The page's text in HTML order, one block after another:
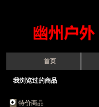
首页
我浏览过的商品
特价商品